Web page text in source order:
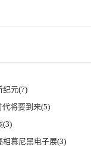
纪元(7)
代将要到来(5)
(3)
相慕尼黑电子展(3)